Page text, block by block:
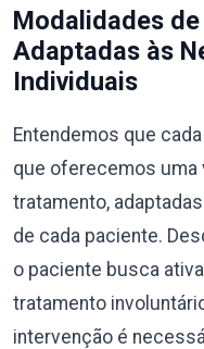
Modalidades
Adaptadas às
Individuais
Entendemos que
que oferecemos uma
tratamento,
de cada paciente.
o paciente busca
tratamento
intervenção é